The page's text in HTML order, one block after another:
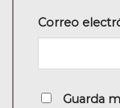
Correo
Guarda